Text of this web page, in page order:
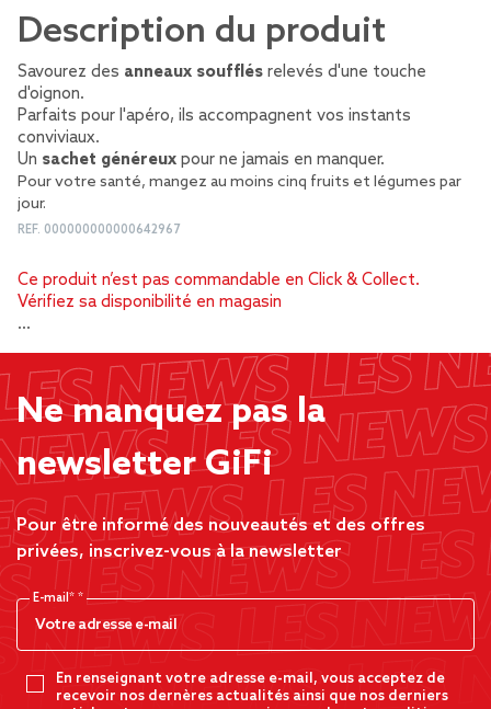
Description du produit
Savourez des anneaux soufflés relevés d'une touche
d'oignon.
Parfaits pour l'apéro, ils accompagnent vos instants
conviviaux.
Un sachet généreux pour ne jamais en manquer.
Pour votre santé, mangez au moins cinq fruits et légumes par
jour.
REF. 000000000000642967
Ce produit n’est pas commandable en Click & Collect.
Vérifiez sa disponibilité en magasin
…
Ne manquez pas la
newsletter GiFi
Pour être informé des nouveautés et des offres
privées, inscrivez-vous à la newsletter
E-mail*
En renseignant votre adresse e-mail, vous acceptez de
recevoir nos dernères actualités ainsi que nos derniers